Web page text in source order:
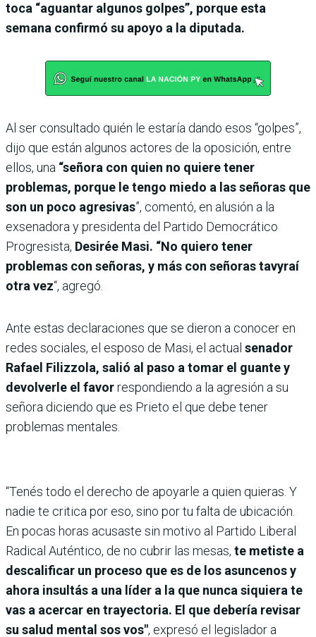
toca “aguantar algunos golpes”, porque esta
semana confirmó su apoyo a la diputada.
Al ser consultado quién le estaría dando esos “golpes”,
dijo que están algunos actores de la oposición, entre
ellos, una “señora con quien no quiere tener
problemas, porque le tengo miedo a las señoras que
son un poco agresivas”, comentó, en alusión a la
exsenadora y presidenta del Partido Democrático
Progresista, Desirée Masi. “No quiero tener
problemas con señoras, y más con señoras tavyraí
otra vez“, agregó.
Ante estas declaraciones que se dieron a conocer en
redes sociales, el esposo de Masi, el actual senador
Rafael Filizzola, salió al paso a tomar el guante y
devolverle el favorrespondiendo a la agresión a su
señora diciendo que es Prieto el que debe tener
problemas mentales.
“Tenés todo el derecho de apoyarle a quien quieras. Y
nadie te critica por eso, sino por tu falta de ubicación.
En pocas horas acusaste sin motivo al Partido Liberal
Radical Auténtico, de no cubrir las mesas, te metiste a
descalificar un proceso que es de los asuncenos y
ahora insultás a una líder a la que nunca siquiera te
vas a acercar en trayectoria. El que debería revisar
su salud mental sos vos", expresó el legislador a